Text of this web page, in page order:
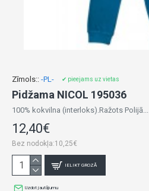
Zīmols:: -PL- ✔ pieejams uz vietas
Pidžama NICOL 195036
100% kokvilna (interloks).Ražots Polijā...
12,40€
Bez nodokļa:10,25€
IELIKT GROZĀ
Uzdot jautājumu